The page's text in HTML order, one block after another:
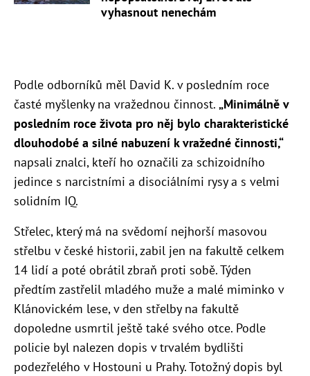
vyhasnout nenechám
Podle odborníků měl David K. v posledním roce
časté myšlenky na vražednou činnost. „Minimálně v
posledním roce života pro něj bylo charakteristické
dlouhodobé a silné nabuzení k vražedné činnosti,“
napsali znalci, kteří ho označili za schizoidního
jedince s narcistními a disociálními rysy a s velmi
solidním IQ.
Střelec, který má na svědomí nejhorší masovou
střelbu v české historii, zabil jen na fakultě celkem
14 lidí a poté obrátil zbraň proti sobě. Týden
předtím zastřelil mladého muže a malé miminko v
Klánovickém lese, v den střelby na fakultě
dopoledne usmrtil ještě také svého otce. Podle
policie byl nalezen dopis v trvalém bydlišti
podezřelého v Hostouni u Prahy. Totožný dopis byl